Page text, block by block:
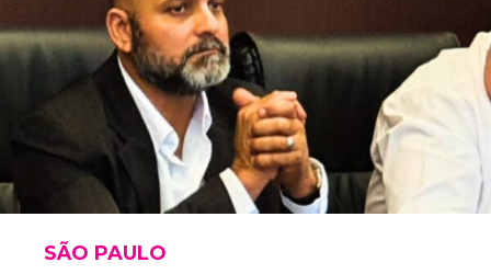
- SISTEMA BRASILEIRO DE TELEVISÃO
SÃO PAULO